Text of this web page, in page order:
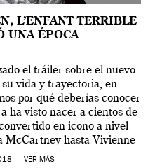
L’ENFANT TERRIBLE
UNA ÉPOCA
el tráiler sobre el nuevo
vida y trayectoria, en
por qué deberías conocer
visto nacer a cientos de
en icono a nivel
McCartney hasta Vivienne
pasando […]
— VER MÁS